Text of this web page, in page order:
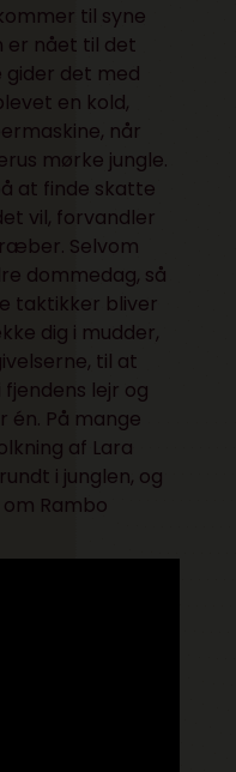
til syne
er nået til det
gider det med
en kold,
når
mørke jungle.
at finde skatte
vil, forvandler
Selvom
dommedag, så
taktikker bliver
dig i mudder,
til at
lejr og
én. På mange
af Lara
i junglen, og
Rambo